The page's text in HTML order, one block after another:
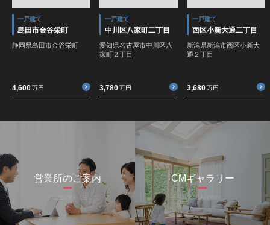
一戸建て
島田市金谷栄町
静岡県島田市金谷栄町
4,600 万円
一戸建て
中川区八家町二丁目
愛知県名古屋市中川区八
家町２丁目
3,780 万円
一戸建て
西区小新大通二丁目
新潟県新潟市西区小新大
通２丁目
3,680 万円
営業所のご案内
SALES OFFICE
CMギャラリー
CM GALLERY